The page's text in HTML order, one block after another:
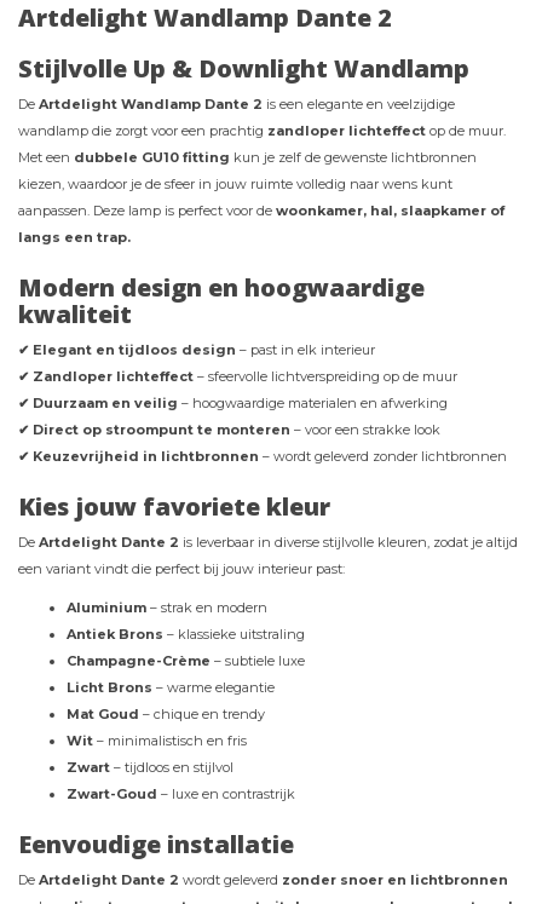
Artdelight Wandlamp Dante 2
Stijlvolle Up & Downlight Wandlamp
De Artdelight Wandlamp Dante 2 is een elegante en veelzijdige
wandlamp die zorgt voor een prachtig zandloper lichteffect op de muur.
Met een dubbele GU10 fitting kun je zelf de gewenste lichtbronnen
kiezen, waardoor je de sfeer in jouw ruimte volledig naar wens kunt
aanpassen. Deze lamp is perfect voor de woonkamer, hal, slaapkamer of
langs een trap.
Modern design en hoogwaardige
kwaliteit
✔ Elegant en tijdloos design – past in elk interieur
✔ Zandloper lichteffect – sfeervolle lichtverspreiding op de muur
✔ Duurzaam en veilig – hoogwaardige materialen en afwerking
✔ Direct op stroompunt te monteren – voor een strakke look
✔ Keuzevrijheid in lichtbronnen – wordt geleverd zonder lichtbronnen
Kies jouw favoriete kleur
De Artdelight Dante 2 is leverbaar in diverse stijlvolle kleuren, zodat je altijd
een variant vindt die perfect bij jouw interieur past:
Aluminium – strak en modern
Antiek Brons – klassieke uitstraling
Champagne-Crème – subtiele luxe
Licht Brons – warme elegantie
Mat Goud – chique en trendy
Wit – minimalistisch en fris
Zwart – tijdloos en stijlvol
Zwart-Goud – luxe en contrastrijk
Eenvoudige installatie
De Artdelight Dante 2 wordt geleverd zonder snoer en lichtbronnen